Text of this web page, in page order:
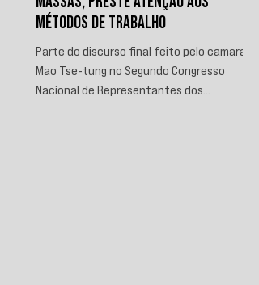
MÉTODOS DE TRABALHO
Parte do discurso final feito pelo camarada
Mao Tse-tung no Segundo Congresso
Nacional de Representantes dos